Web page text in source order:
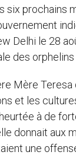
six prochains
Delhi le 28
des
Mère
et les
à de
donnait aux
une